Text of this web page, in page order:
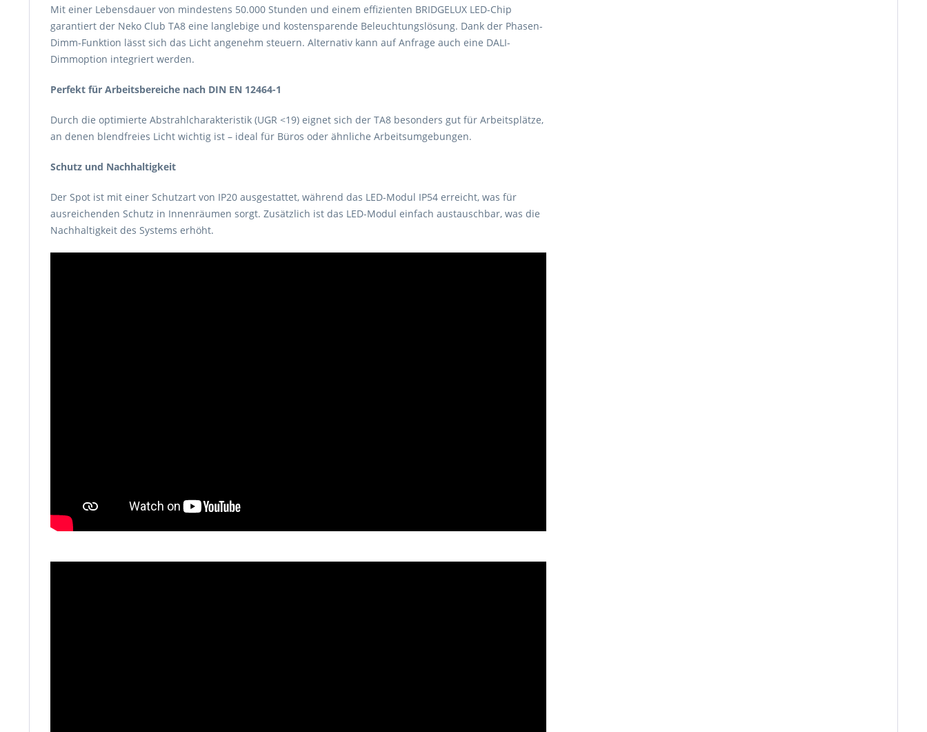
Mit einer Lebensdauer von mindestens 50.000 Stunden und einem effizienten BRIDGELUX LED-Chip
garantiert der Neko Club TA8 eine langlebige und kostensparende Beleuchtungslösung. Dank der Phasen-
Dimm-Funktion lässt sich das Licht angenehm steuern. Alternativ kann auf Anfrage auch eine DALI-
Dimmoption integriert werden.
Perfekt für Arbeitsbereiche nach DIN EN 12464-1
Durch die optimierte Abstrahlcharakteristik (UGR <19) eignet sich der TA8 besonders gut für Arbeitsplätze,
an denen blendfreies Licht wichtig ist – ideal für Büros oder ähnliche Arbeitsumgebungen.
Schutz und Nachhaltigkeit
Der Spot ist mit einer Schutzart von IP20 ausgestattet, während das LED-Modul IP54 erreicht, was für
ausreichenden Schutz in Innenräumen sorgt. Zusätzlich ist das LED-Modul einfach austauschbar, was die
Nachhaltigkeit des Systems erhöht.